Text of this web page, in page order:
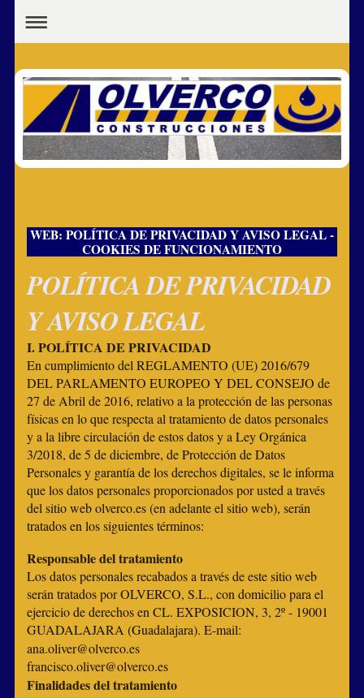
WEB: POLÍTICA DE PRIVACIDAD Y AVISO LEGAL -
COOKIES DE FUNCIONAMIENTO
POLÍTICA DE PRIVACIDAD
Y AVISO LEGAL
I. POLÍTICA DE PRIVACIDAD
En cumplimiento del REGLAMENTO (UE) 2016/679
DEL PARLAMENTO EUROPEO Y DEL CONSEJO de
27 de Abril de 2016, relativo a la protección de las personas
físicas en lo que respecta al tratamiento de datos personales
y a la libre circulación de estos datos y a Ley Orgánica
3/2018, de 5 de diciembre, de Protección de Datos
Personales y garantía de los derechos digitales, se le informa
que los datos personales proporcionados por usted a través
del sitio web olverco.es (en adelante el sitio web), serán
tratados en los siguientes términos:
Responsable del tratamiento
Los datos personales recabados a través de este sitio web
serán tratados por OLVERCO, S.L., con domicilio para el
ejercicio de derechos en CL. EXPOSICION, 3, 2º - 19001
GUADALAJARA (Guadalajara). E-mail:
ana.oliver@olverco.es
francisco.oliver@olverco.es
Finalidades del tratamiento